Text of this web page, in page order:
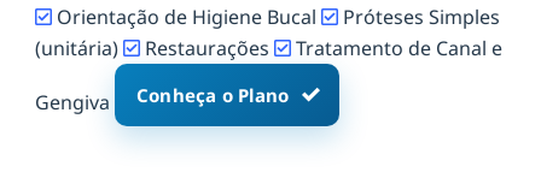
Orientação de Higiene Bucal
Próteses Simples
(unitária)
Restaurações Tratamento de Canal e
Gengiva Conheça o Plano